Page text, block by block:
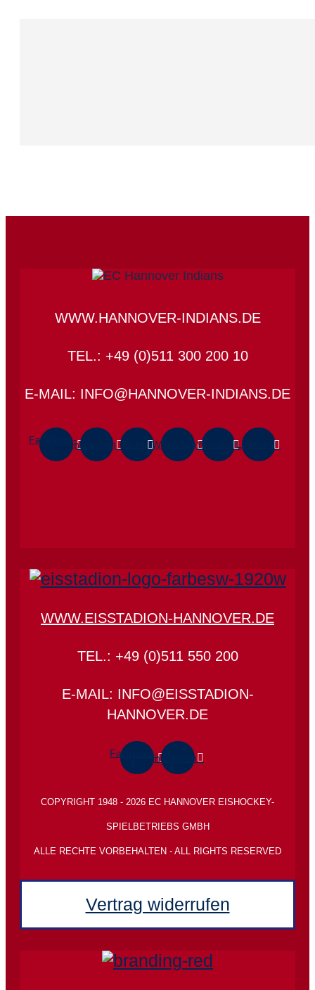
WWW.HANNOVER-INDIANS.DE
TEL.: +49 (0)511 300 200 10
E-MAIL: INFO@HANNOVER-INDIANS.DE
Facebook-Instagram Tiktok WhatsappYoutube Linkedin
WWW.EISSTADION-HANNOVER.DE
TEL.: +49 (0)511 550 200
E-MAIL: INFO@EISSTADION-
HANNOVER.DE
Facebook-Instagram
COPYRIGHT 1948 - 2026 EC HANNOVER EISHOCKEY-
SPIELBETRIEBS GMBH
ALLE RECHTE VORBEHALTEN - ALL RIGHTS RESERVED
Vertrag widerrufen